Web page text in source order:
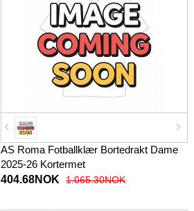
AS Roma Fotballklær Bortedrakt Dame
2025-26 Kortermet
404.68NOK
1.065.30NOK